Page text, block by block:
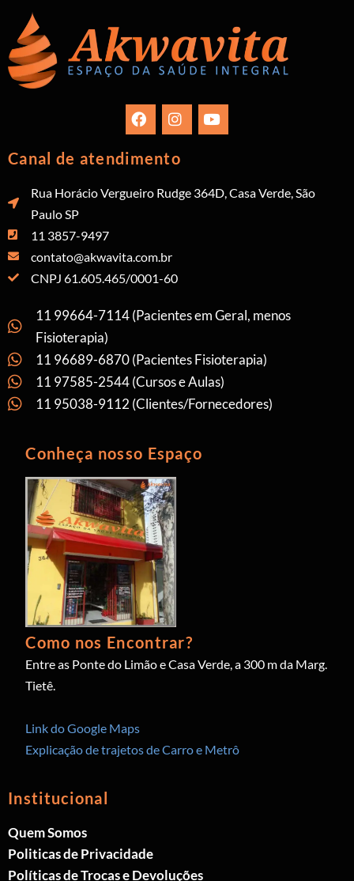
Canal de atendimento
Rua Horácio Vergueiro Rudge 364D, Casa Verde, São
Paulo SP
11 3857-9497
contato@akwavita.com.br
CNPJ 61.605.465/0001-60
11 99664-7114 (Pacientes em Geral, menos
Fisioterapia)
11 96689-6870 (Pacientes Fisioterapia)
11 97585-2544 (Cursos e Aulas)
11 95038-9112 (Clientes/Fornecedores)
Conheça nosso Espaço
Como nos Encontrar?
Entre as Ponte do Limão e Casa Verde, a 300 m da Marg.
Tietê.
Link do Google Maps
Explicação de trajetos de Carro e Metrô
Institucional
Quem Somos
Politicas de Privacidade
Políticas de Trocas e Devoluções